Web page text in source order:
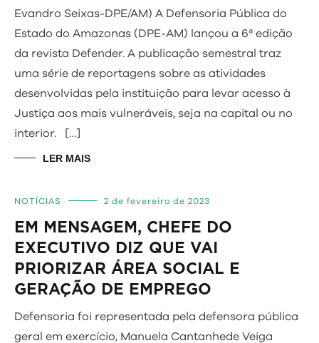
Evandro Seixas-DPE/AM) A Defensoria Pública do
Estado do Amazonas (DPE-AM) lançou a 6ª edição
da revista Defender. A publicação semestral traz
uma série de reportagens sobre as atividades
desenvolvidas pela instituição para levar acesso à
Justiça aos mais vulneráveis, seja na capital ou no
interior. […]
LER MAIS
NOTÍCIAS 2 de fevereiro de 2023
EM MENSAGEM, CHEFE DO
EXECUTIVO DIZ QUE VAI
PRIORIZAR ÁREA SOCIAL E
GERAÇÃO DE EMPREGO
Defensoria foi representada pela defensora pública
geral em exercício, Manuela Cantanhede Veiga